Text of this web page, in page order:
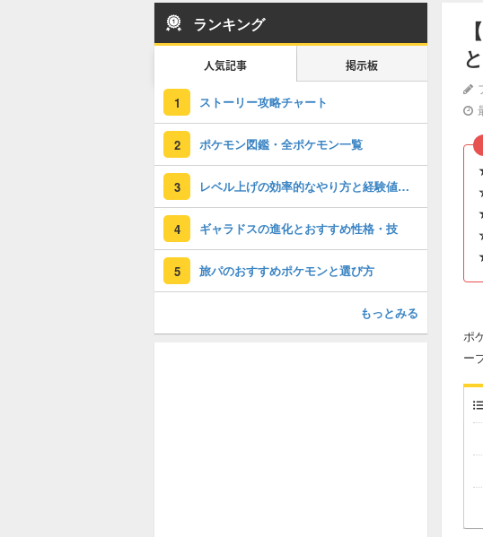
ポ
ー
ランキング
人気記事 掲示板
1 ストーリー攻略チャート
2 ポケモン図鑑・全ポケモン一覧
3 レベル上げの効率的なやり方と経験値稼ぎの方法
4 ギャラドスの進化とおすすめ性格・技
5 旅パのおすすめポケモンと選び方
もっとみる